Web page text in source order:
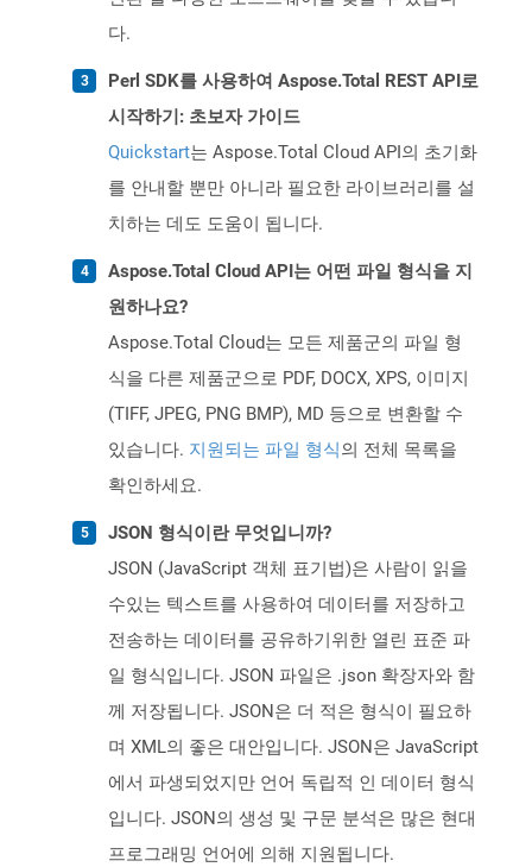
다.
Perl SDK를 사용하여 Aspose.Total REST API로
시작하기: 초보자 가이드
Quickstart는 Aspose.Total Cloud API의 초기화
를 안내할 뿐만 아니라 필요한 라이브러리를 설
치하는 데도 도움이 됩니다.
Aspose.Total Cloud API는 어떤 파일 형식을 지
원하나요?
Aspose.Total Cloud는 모든 제품군의 파일 형
식을 다른 제품군으로 PDF, DOCX, XPS, 이미지
(TIFF, JPEG, PNG BMP), MD 등으로 변환할 수
있습니다. 지원되는 파일 형식의 전체 목록을
확인하세요.
JSON 형식이란 무엇입니까?
JSON (JavaScript 객체 표기법)은 사람이 읽을
수있는 텍스트를 사용하여 데이터를 저장하고
전송하는 데이터를 공유하기위한 열린 표준 파
일 형식입니다. JSON 파일은 .json 확장자와 함
께 저장됩니다. JSON은 더 적은 형식이 필요하
며 XML의 좋은 대안입니다. JSON은 JavaScript
에서 파생되었지만 언어 독립적 인 데이터 형식
입니다. JSON의 생성 및 구문 분석은 많은 현대
프로그래밍 언어에 의해 지원됩니다.